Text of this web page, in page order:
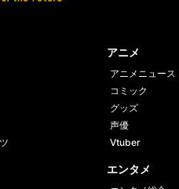
アニメ
アニメニュース
コミック
グッズ
声優
Vtuber
エンタメ